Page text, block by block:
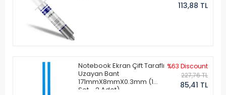
113,88 TL
Notebook Ekran Çift Taraflı
Uzayan Bant
171mmX8mmX0.3mm (1
Set - 2 Adet)
%63 Discount
227,76 TL
85,41 TL